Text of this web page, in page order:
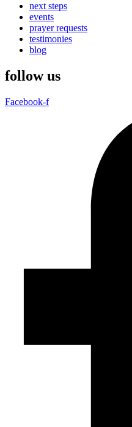
next steps
events
prayer requests
testimonies
blog
follow us
Facebook-f